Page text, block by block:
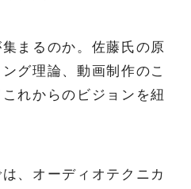
まるのか。佐藤氏の原
グ理論、動画制作のこ
れからのビジョンを紐
、オーディオテクニカ